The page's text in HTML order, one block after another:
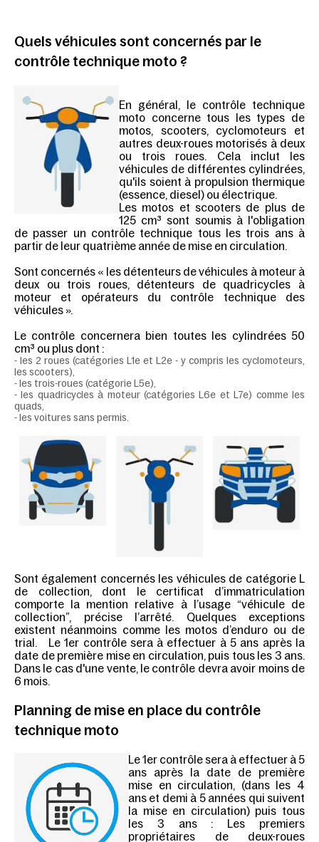
Quels véhicules sont concernés par le
contrôle technique moto ?
En général, le contrôle technique
moto concerne tous les types de
motos, scooters, cyclomoteurs et
autres deux-roues motorisés à deux
ou trois roues. Cela inclut les
véhicules de différentes cylindrées,
qu'ils soient à propulsion thermique
(essence, diesel) ou électrique.
Les motos et scooters de plus de
125 cm³ sont soumis à l'obligation
de passer un contrôle technique tous les trois ans à
partir de leur quatrième année de mise en circulation.
Sont concernés « les détenteurs de véhicules à moteur à
deux ou trois roues, détenteurs de quadricycles à
moteur et opérateurs du contrôle technique des
véhicules ».
Le contrôle concernera bien toutes les cylindrées 50
cm³ ou plus dont :
- les 2 roues (catégories L1e et L2e - y compris les cyclomoteurs,
les scooters),
- les trois-roues (catégorie L5e),
- les quadricycles à moteur (catégories L6e et L7e) comme les
quads,
- les voitures sans permis.
Sont également concernés les véhicules de catégorie L
de collection, dont le certificat d’immatriculation
comporte la mention relative à l’usage “véhicule de
collection”, précise l’arrêté. Quelques exceptions
existent néanmoins comme les motos d’enduro ou de
trial. Le 1er contrôle sera à effectuer à 5 ans après la
date de première mise en circulation, puis tous les 3 ans.
Dans le cas d'une vente, le contrôle devra avoir moins de
6 mois.
Planning de mise en place du contrôle
technique moto
Le 1er contrôle sera à effectuer à 5
ans après la date de première
mise en circulation, (dans les 4
ans et demi à 5 années qui suivent
la mise en circulation) puis tous
les 3 ans : Les premiers
propriétaires de deux-roues